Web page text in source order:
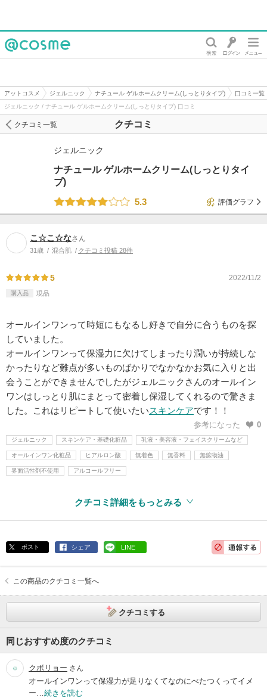
アットコスメ ジェルニック ナチュール ゲルホームクリーム(しっとりタイプ)
口コミ一覧
ジェルニック / ナチュール ゲルホームクリーム(しっとりタイプ) 口コミ
クチコミ
クチコミ一覧
ジェルニック
ナチュール ゲルホームクリーム(しっとりタイ
プ)
5.3
評価グラフ
こ☆こ☆なさん
31歳 混合肌 クチコミ投稿 28件
5 2022/11/2
購入品 現品
オールインワンって時短にもなるし好きで自分に合うものを探
していました。
オールインワンって保湿力に欠けてしまったり潤いが持続しな
かったりなど難点が多いものばかりでなかなかお気に入りと出
会うことができませんでしたがジェルニックさんのオールイン
ワンはしっとり肌にまとって密着し保湿してくれるので驚きま
した。これはリピートして使いたいスキンケアです！！
参考になった 0
ジェルニック スキンケア・基礎化粧品 乳液・美容液・フェイスクリームなど
オールインワン化粧品 ヒアルロン酸 無着色 無香料 無鉱物油
界面活性剤不使用 アルコールフリー
クチコミ詳細をもっとみる
ポスト シェア LINE
この商品のクチコミ一覧へ
クチコミする
同じおすすめ度のクチコミ
クボリョー さん
オールインワンって保湿力が足りなくてなのにべたつくってイメ
ー… 続きを読む